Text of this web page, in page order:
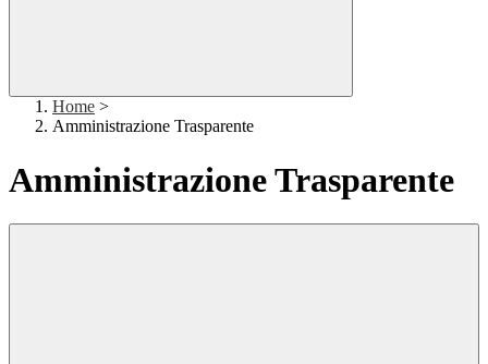
Home >
Amministrazione Trasparente
Amministrazione Trasparente